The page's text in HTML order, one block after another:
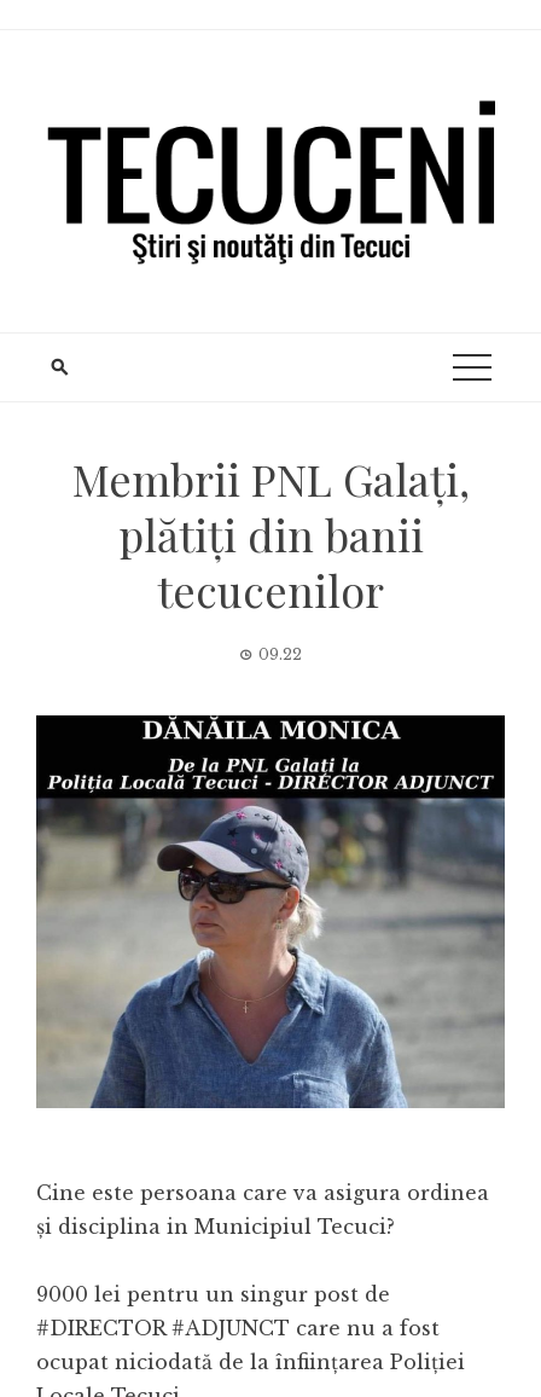
Membrii PNL Galați,
plătiți din banii
tecucenilor
09.22
Cine este persoana care va asigura ordinea
și disciplina in Municipiul Tecuci?
9000 lei pentru un singur post de
#DIRECTOR #ADJUNCT care nu a fost
ocupat niciodată de la înființarea Poliției